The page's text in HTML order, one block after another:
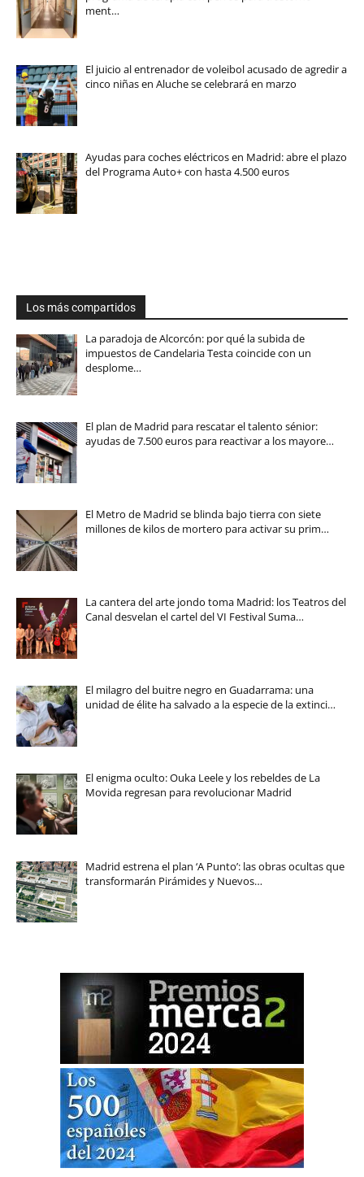
ment…
El juicio al entrenador de voleibol acusado de agredir a
cinco niñas en Aluche se celebrará en marzo
Ayudas para coches eléctricos en Madrid: abre el plazo
del Programa Auto+ con hasta 4.500 euros
Los más compartidos
La paradoja de Alcorcón: por qué la subida de
impuestos de Candelaria Testa coincide con un
desplome…
El plan de Madrid para rescatar el talento sénior:
ayudas de 7.500 euros para reactivar a los mayore…
El Metro de Madrid se blinda bajo tierra con siete
millones de kilos de mortero para activar su prim…
La cantera del arte jondo toma Madrid: los Teatros del
Canal desvelan el cartel del VI Festival Suma…
El milagro del buitre negro en Guadarrama: una
unidad de élite ha salvado a la especie de la extinci…
El enigma oculto: Ouka Leele y los rebeldes de La
Movida regresan para revolucionar Madrid
Madrid estrena el plan ‘A Punto’: las obras ocultas que
transformarán Pirámides y Nuevos…